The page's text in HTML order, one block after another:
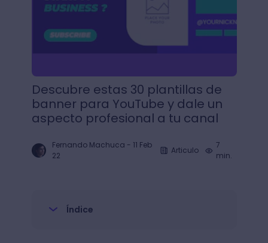
Descubre estas 30 plantillas de
banner para YouTube y dale un
aspecto profesional a tu canal
Fernando Machuca - 11 Feb
22
Articulo
7
min.
Índice